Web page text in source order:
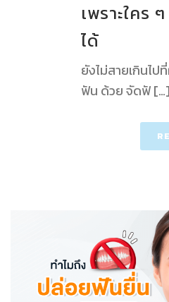
เพราะใคร
ได้
ยังไม่สายเกินไป
ฟัน ด้วย จัดฟั […]